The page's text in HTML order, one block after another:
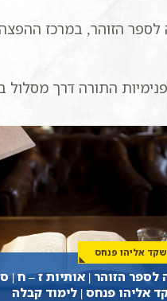
הזוהר, במרכז
התורה דרך מסלול
אליהו פנחס
הזוהר | אותיות ז – ח |
אליהו פנחס | לימוד קבלה